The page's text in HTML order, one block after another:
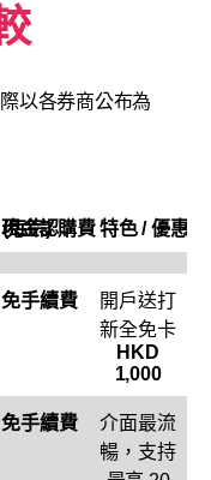
以各券商公布為
每宗)
現金認購費特色 / 優惠
免手續費
開戶送打
新全免卡
HKD
1,000
免手續費
介面最流
暢，支持